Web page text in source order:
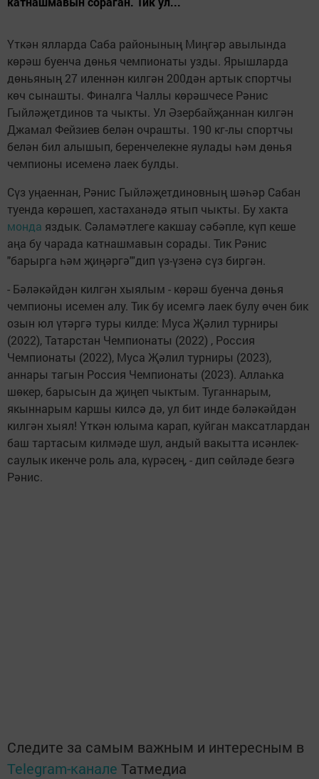
Үткән ялларда Саба районының Миңгәр авылында
көрәш буенча дөнья чемпионаты узды. Ярышларда
дөньяның 27 иленнән килгән 200дән артык спортчы
көч сынашты. Финалга Чаллы көрәшчесе Рәнис
Гыйләҗетдинов та чыкты. Ул Әзербайҗаннан килгән
Джамал Фейзиев белән очрашты. 190 кг-лы спортчы
белән бил алышып, беренчелекне яулады һәм дөнья
чемпионы исеменә лаек булды.
Сүз уңаеннан, Рәнис Гыйләҗетдиновның шәһәр Сабан
туенда көрәшеп, хастаханәдә ятып чыкты. Бу хакта
монда яздык. Сәламәтлеге какшау сәбәпле, күп кеше
аңа бу чарада катнашмавын сорады. Тик Рәнис
"барырга һәм җиңәргә"'дип үз-үзенә сүз биргән.
- Бәләкәйдән килгән хыялым - көрәш буенча дөнья
чемпионы исемен алу. Тик бу исемгә лаек булу өчен бик
озын юл үтәргә туры килде: Муса Җәлил турниры
(2022), Татарстан Чемпионаты (2022) , Россия
Чемпионаты (2022), Муса Җәлил турниры (2023),
аннары тагын Россия Чемпионаты (2023). Аллаһка
шөкер, барысын да җиңеп чыктым. Туганнарым,
якыннарым каршы килсә дә, ул бит инде бәләкәйдән
килгән хыял! Үткән юлыма карап, куйган максатлардан
баш тартасым килмәде шул, андый вакытта исәнлек-
саулык икенче роль ала, күрәсең, - дип сөйләде безгә
Рәнис.
Следите за самым важным и интересным в
Telegram-канале Татмедиа